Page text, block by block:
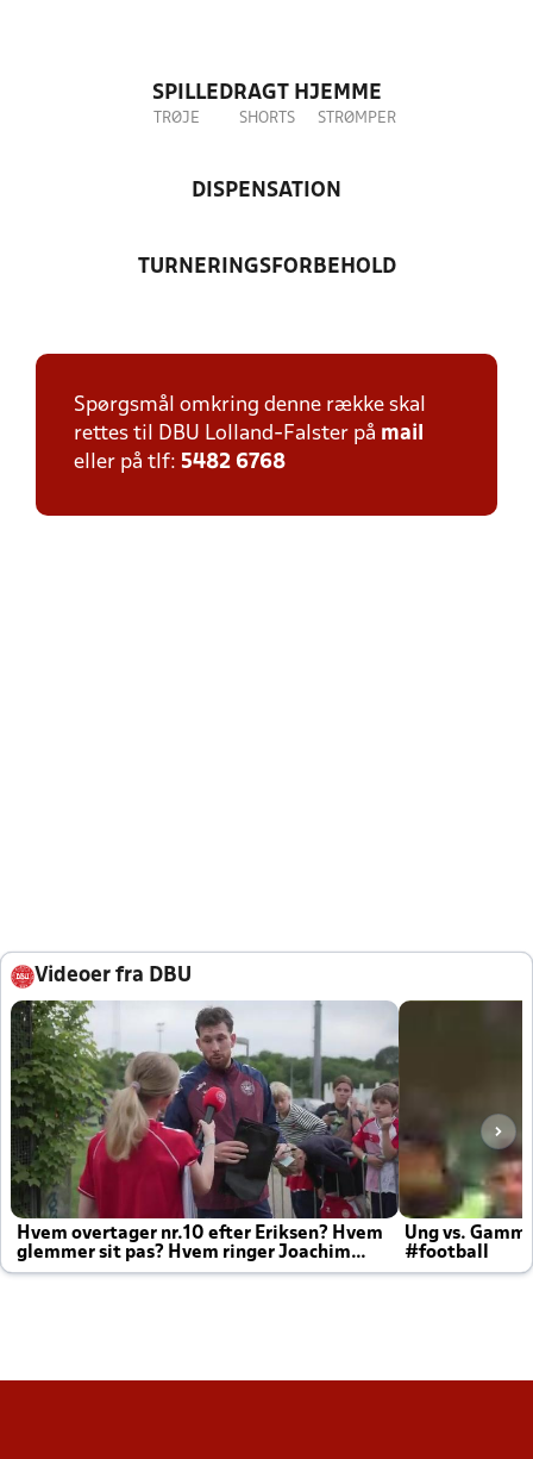
SPILLEDRAGT HJEMME
TRØJE SHORTS STRØMPER
DISPENSATION
TURNERINGSFORBEHOLD
Spørgsmål omkring denne række skal
rettes til DBU Lolland-Falster på mail
eller på tlf: 5482 6768
Videoer fra DBU
Hvem overtager nr.10 efter Eriksen? Hvem
glemmer sit pas? Hvem ringer Joachim
altid til efter kampe?
Ung vs.
#football